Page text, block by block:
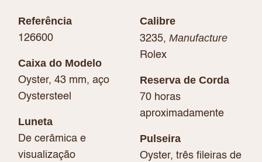
Referência
126600
Caixa do Modelo
Oyster, 43 mm, aço
Oystersteel
Luneta
De cerâmica e
visualização
Calibre
3235, Manufacture
Rolex
Reserva de Corda
70 horas
aproximadamente
Pulseira
Oyster, três fileiras de